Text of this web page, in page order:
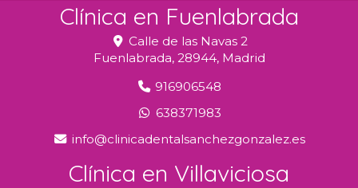
Clínica en Fuenlabrada
Calle de las Navas 2
Fuenlabrada, 28944, Madrid
916906548
638371983
info
clinicadentalsanchezgonzalez.es
Clínica en Villaviciosa